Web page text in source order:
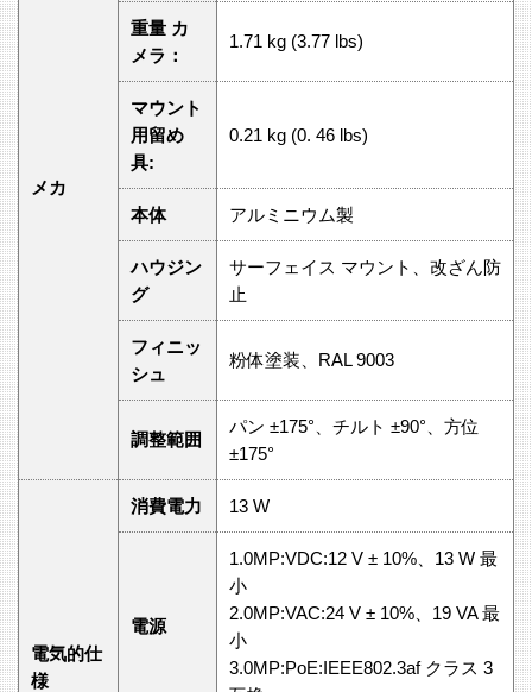
メカ
重量 カ
メラ：
1.71 kg (3.77 lbs)
マウント
用留め
具:
0.21 kg (0. 46 lbs)
本体 アルミニウム製
ハウジン
グ
サーフェイス マウント、改ざん防
止
フィニッ
シュ
粉体塗装、RAL 9003
調整範囲
パン ±175°、チルト ±90°、方位
±175°
電気的仕
様
消費電力 13 W
電源
1.0MP:VDC:12 V ± 10%、13 W 最
小
2.0MP:VAC:24 V ± 10%、19 VA 最
小
3.0MP:PoE:IEEE802.3af クラス 3